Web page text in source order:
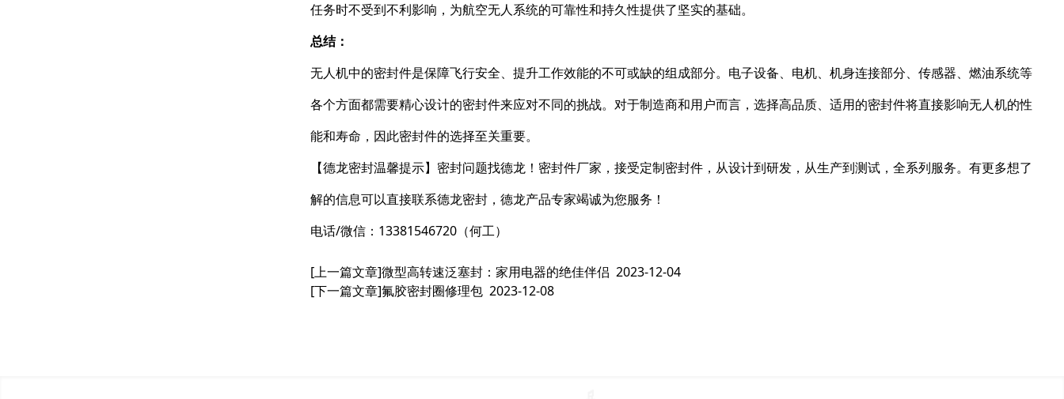
任务时不受到不利影响，为航空无人系统的可靠性和持久性提供了坚实的基础。
总结：
无人机中的密封件是保障飞行安全、提升工作效能的不可或缺的组成部分。电子设备、电机、机身连接部分、传感器、燃油系统等
各个方面都需要精心设计的密封件来应对不同的挑战。对于制造商和用户而言，选择高品质、适用的密封件将直接影响无人机的性
能和寿命，因此密封件的选择至关重要。
【德龙密封温馨提示】密封问题找德龙！密封件厂家，接受定制密封件，从设计到研发，从生产到测试，全系列服务。有更多想了
解的信息可以直接联系德龙密封，德龙产品专家竭诚为您服务！
电话/微信：13381546720（何工）
[上一篇文章]微型高转速泛塞封：家用电器的绝佳伴侣 2023-12-04
[下一篇文章]氟胶密封圈修理包 2023-12-08